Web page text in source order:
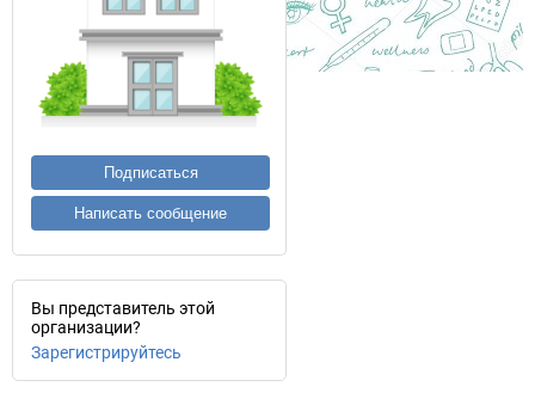
Подписаться
Написать сообщение
Вы представитель этой
организации?
Зарегистрируйтесь